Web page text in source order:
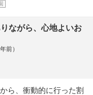
ながら、心地よいお
前）
ら、衝動的に行った割